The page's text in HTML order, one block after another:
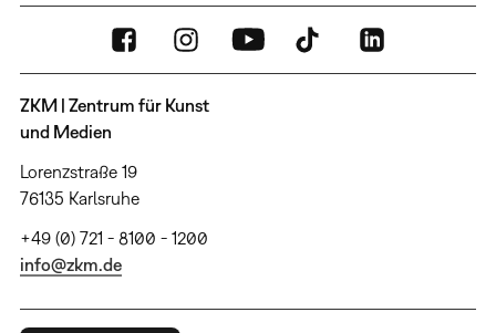
ZKM | Zentrum für Kunst
und Medien
Lorenzstraße 19
76135 Karlsruhe
+49 (0) 721 - 8100 - 1200
info@zkm.de